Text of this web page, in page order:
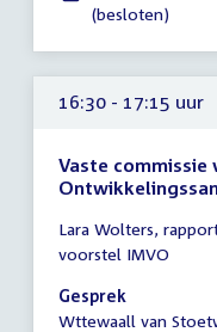
(besloten)
16:30 - 17:15 uur
Vaste commissie
vergadering
16:30
-
17:15
Lara Wolters,
voorstel IMVO
Gesprek
Wttewaall van